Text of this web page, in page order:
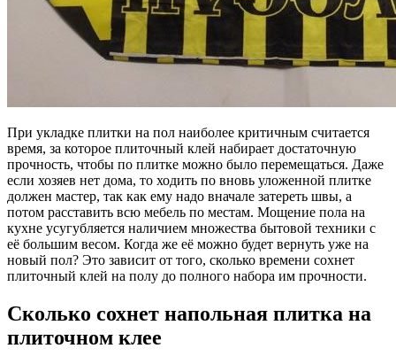
При укладке плитки на пол наиболее критичным считается
время, за которое плиточный клей набирает достаточную
прочность, чтобы по плитке можно было перемещаться. Даже
если хозяев нет дома, то ходить по вновь уложенной плитке
должен мастер, так как ему надо вначале затереть швы, а
потом расставить всю мебель по местам. Мощение пола на
кухне усугубляется наличием множества бытовой техники с
её большим весом. Когда же её можно будет вернуть уже на
новый пол? Это зависит от того, сколько времени сохнет
плиточный клей на полу до полного набора им прочности.
Сколько сохнет напольная плитка на
плиточном клее